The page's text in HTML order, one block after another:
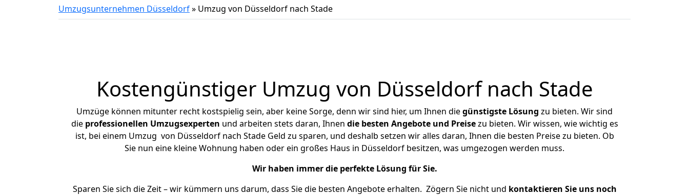
Umzugsunternehmen Düsseldorf» Umzug von Düsseldorf nach Stade
Kostengünstiger Umzug von Düsseldorf nach Stade
Umzüge können mitunter recht kostspielig sein, aber keine Sorge, denn wir sind hier, um Ihnen diegünstigste Lösung zu bieten. Wir sind
die professionellen Umzugsexperten und arbeiten stets daran, Ihnen die besten Angebote und Preisezu bieten. Wir wissen, wie wichtig es
ist, bei einem Umzug von Düsseldorf nach Stade Geld zu sparen, und deshalb setzen wir alles daran, Ihnen die besten Preise zu bieten. Ob
Sie nun eine kleine Wohnung haben oder ein großes Haus in Düsseldorf besitzen, was umgezogen werden muss.
Wir haben immer die perfekte Lösung für Sie.
Sparen Sie sich die Zeit – wir kümmern uns darum, dass Sie die besten Angebote erhalten. Zögern Sie nicht und kontaktieren Sie uns noch